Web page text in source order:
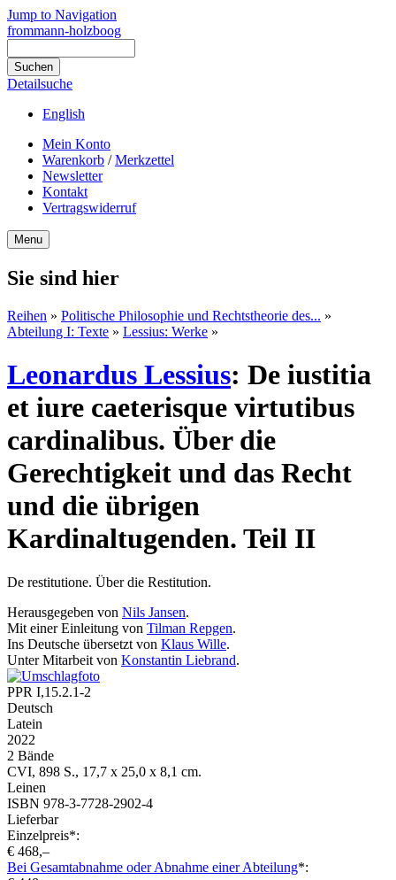
Jump to Navigation
frommann-holzboog
Detailsuche
English
Mein Konto
Warenkorb /Merkzettel
Newsletter
Kontakt
Vertragswiderruf
Menu
Sie sind hier
Reihen » Politische Philosophie und Rechtstheorie des... »
Abteilung I: Texte » Lessius: Werke »
Leonardus Lessius: De iustitia
et iure caeterisque virtutibus
cardinalibus. Über die
Gerechtigkeit und das Recht
und die übrigen
Kardinaltugenden. Teil II
De restitutione. Über die Restitution.
Herausgegeben von Nils Jansen.
Mit einer Einleitung von Tilman Repgen.
Ins Deutsche übersetzt von Klaus Wille.
Unter Mitarbeit von Konstantin Liebrand.
PPR I,15.2.1-2
Deutsch
Latein
2022
2 Bände
CVI, 898 S., 17,7 x 25,0 x 8,1 cm.
Leinen
ISBN 978-3-7728-2902-4
Lieferbar
Einzelpreis*:
€ 468,–
Bei Gesamtabnahme oder Abnahme einer Abteilung*: